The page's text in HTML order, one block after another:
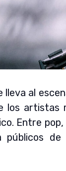
lleva al
los artistas
Entre
públicos de